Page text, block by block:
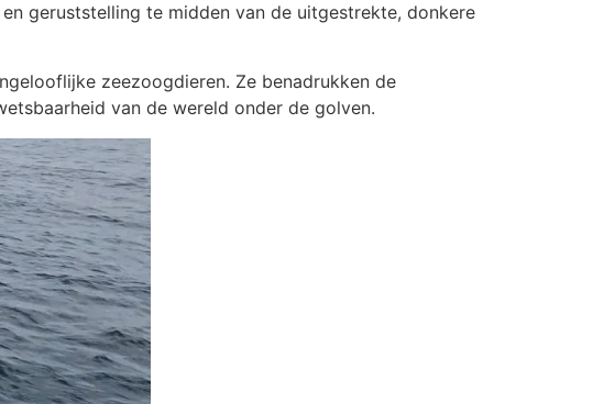
geruststelling te midden van de uitgestrekte, donkere
zeezoogdieren. Ze benadrukken de
van de wereld onder de golven.